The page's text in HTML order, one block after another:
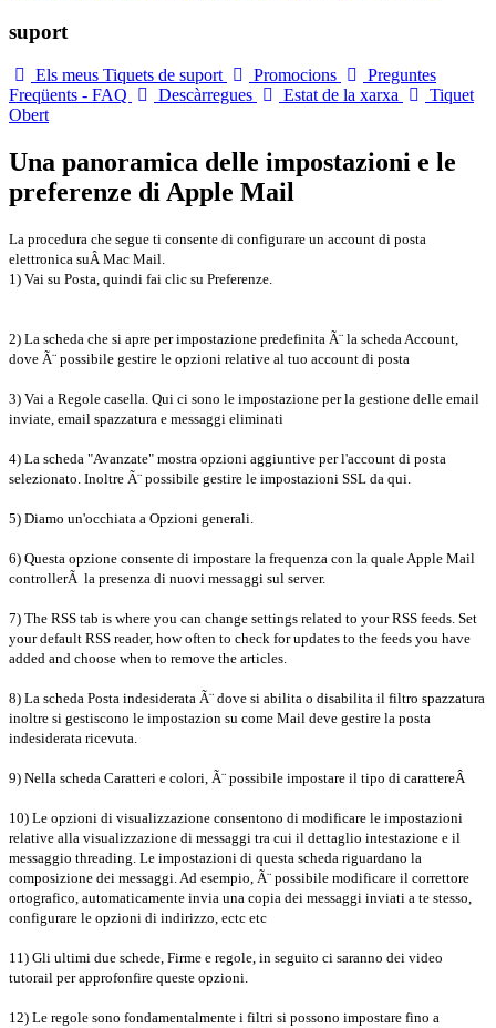
suport
Els meus Tiquets de suport Promocions
Preguntes
Freqüents - FAQ
Descàrregues Estat de la xarxa
Tiquet
Obert
Una panoramica delle impostazioni e le
preferenze di Apple Mail
La procedura che segue ti consente di configurare un account di posta
elettronica suÂ Mac Mail.
1) Vai su Posta, quindi fai clic su Preferenze.
2) La scheda che si apre per impostazione predefinita Ã¨ la scheda Account,
dove Ã¨ possibile gestire le opzioni relative al tuo account di posta
3) Vai a Regole casella. Qui ci sono le impostazione per la gestione delle email
inviate, email spazzatura e messaggi eliminati
4) La scheda "Avanzate" mostra opzioni aggiuntive per l'account di posta
selezionato. Inoltre Ã¨ possibile gestire le impostazioni SSL da qui.
5) Diamo un'occhiata a Opzioni generali.
6) Questa opzione consente di impostare la frequenza con la quale Apple Mail
controllerÃ la presenza di nuovi messaggi sul server.
7) The RSS tab is where you can change settings related to your RSS feeds. Set
your default RSS reader, how often to check for updates to the feeds you have
added and choose when to remove the articles.
8) La scheda Posta indesiderata Ã¨ dove si abilita o disabilita il filtro spazzatura
inoltre si gestiscono le impostazion su come Mail deve gestire la posta
indesiderata ricevuta.
9) Nella scheda Caratteri e colori, Ã¨ possibile impostare il tipo di carattereÂ
10) Le opzioni di visualizzazione consentono di modificare le impostazioni
relative alla visualizzazione di messaggi tra cui il dettaglio intestazione e il
messaggio threading. Le impostazioni di questa scheda riguardano la
composizione dei messaggi. Ad esempio, Ã¨ possibile modificare il correttore
ortografico, automaticamente invia una copia dei messaggi inviati a te stesso,
configurare le opzioni di indirizzo, ectc etc
11) Gli ultimi due schede, Firme e regole, in seguito ci saranno dei video
tutorail per approfonfire queste opzioni.
12) Le regole sono fondamentalmente i filtri si possono impostare fino a